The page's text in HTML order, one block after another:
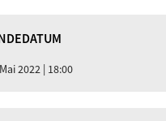
2022 | 18:00